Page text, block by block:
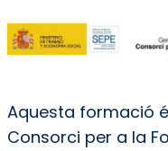
Aquesta formació
Consorci per a la